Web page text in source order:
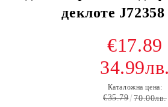
деклоте
€17.89
34.99лв.
Каталожна цена:
€35.79 70.00лв.